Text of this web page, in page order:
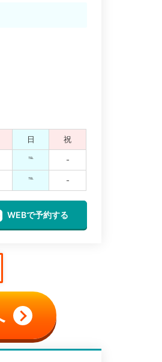
日 祝
℡ -
℡ -
WEBで予約する